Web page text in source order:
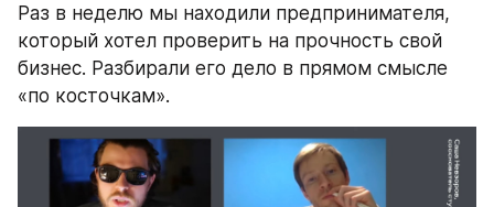
Раз в неделю мы находили предпринимателя,
который хотел проверить на прочность свой
бизнес. Разбирали его дело в прямом смысле
«по косточкам».